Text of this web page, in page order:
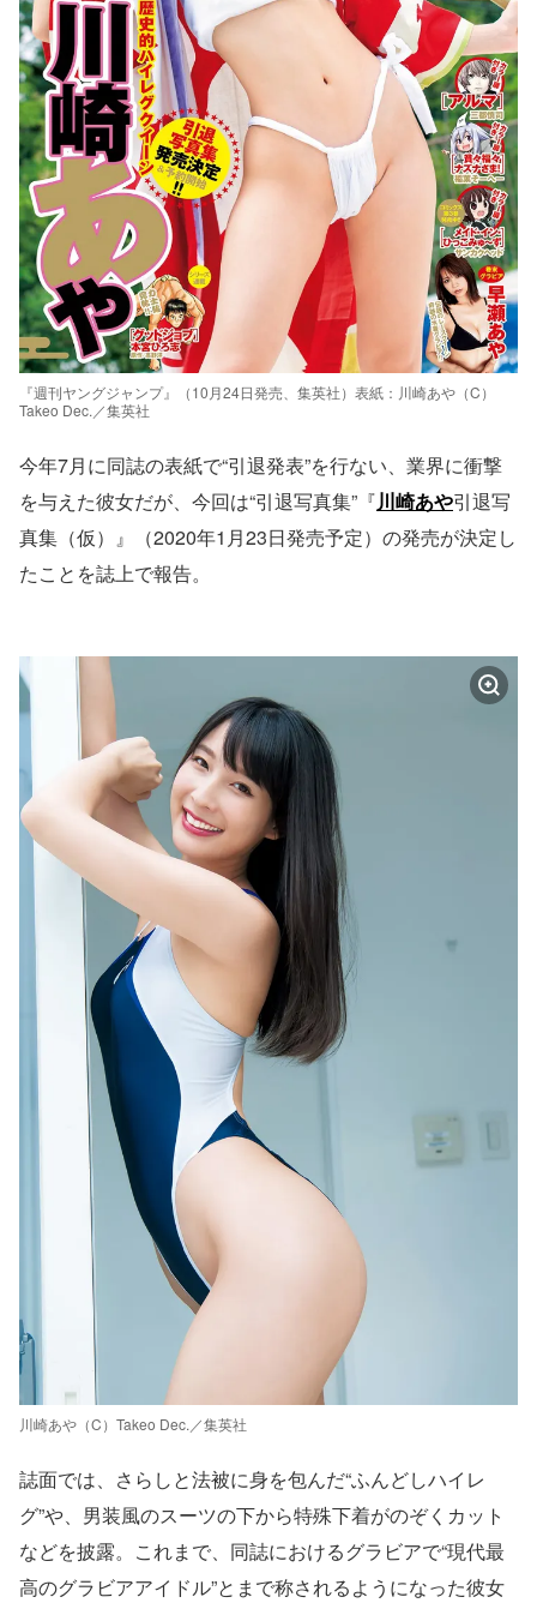
『週刊ヤングジャンプ』（10月24日発売、集英社）表紙：川崎あや（C）
Takeo Dec.／集英社
今年7月に同誌の表紙で“引退発表”を行ない、業界に衝撃
を与えた彼女だが、今回は“引退写真集”『川崎あや引退写
真集（仮）』（2020年1月23日発売予定）の発売が決定し
たことを誌上で報告。
川崎あや（C）Takeo Dec.／集英社
誌面では、さらしと法被に身を包んだ“ふんどしハイレ
グ”や、男装風のスーツの下から特殊下着がのぞくカット
などを披露。これまで、同誌におけるグラビアで“現代最
高のグラビアアイドル”とまで称されるようになった彼女